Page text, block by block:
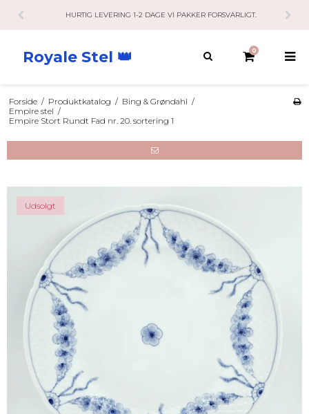
HURTIG LEVERING 1-2 DAGE VI PAKKER FORSVARLIGT.
Royale Stel 👑 0
Forside / Produktkatalog / Bing & Grøndahl /
Empire stel /
Empire Stort Rundt Fad nr. 20. sortering 1
Udsolgt